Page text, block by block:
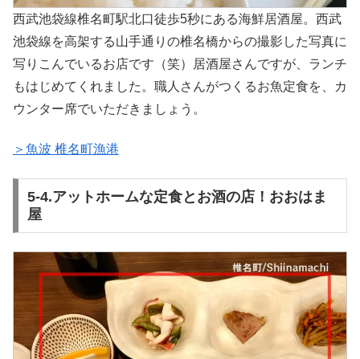
西武池袋線椎名町駅北口徒歩5秒にある海鮮居酒屋。西武
池袋線を高架する山手通りの椎名橋からの撮影した写真に
写りこんでいるお店です（笑）居酒屋さんですが、ランチ
もはじめてくれました。職人さんがつくるお魚定食を、カ
ウンター席でいただきましょう。
＞魚波 椎名町漁港
5-4.アットホームな定食とお酒の店！おおはま
屋